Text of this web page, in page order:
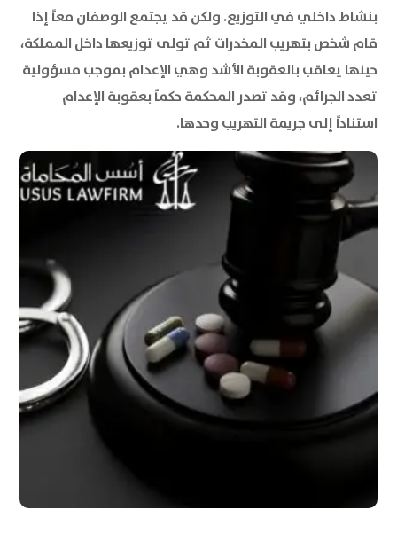
بنشاط داخلي في التوزيع. ولكن قد يجتمع الوصفان معاً إذا
قام شخص بتهريب المخدرات ثم تولى توزيعها داخل المملكة،
حينها يعاقب بالعقوبة الأشد وهي الإعدام بموجب مسؤولية
تعدد الجرائم، وقد تصدر المحكمة حكماً بعقوبة الإعدام
استناداً إلى جريمة التهريب وحدها.